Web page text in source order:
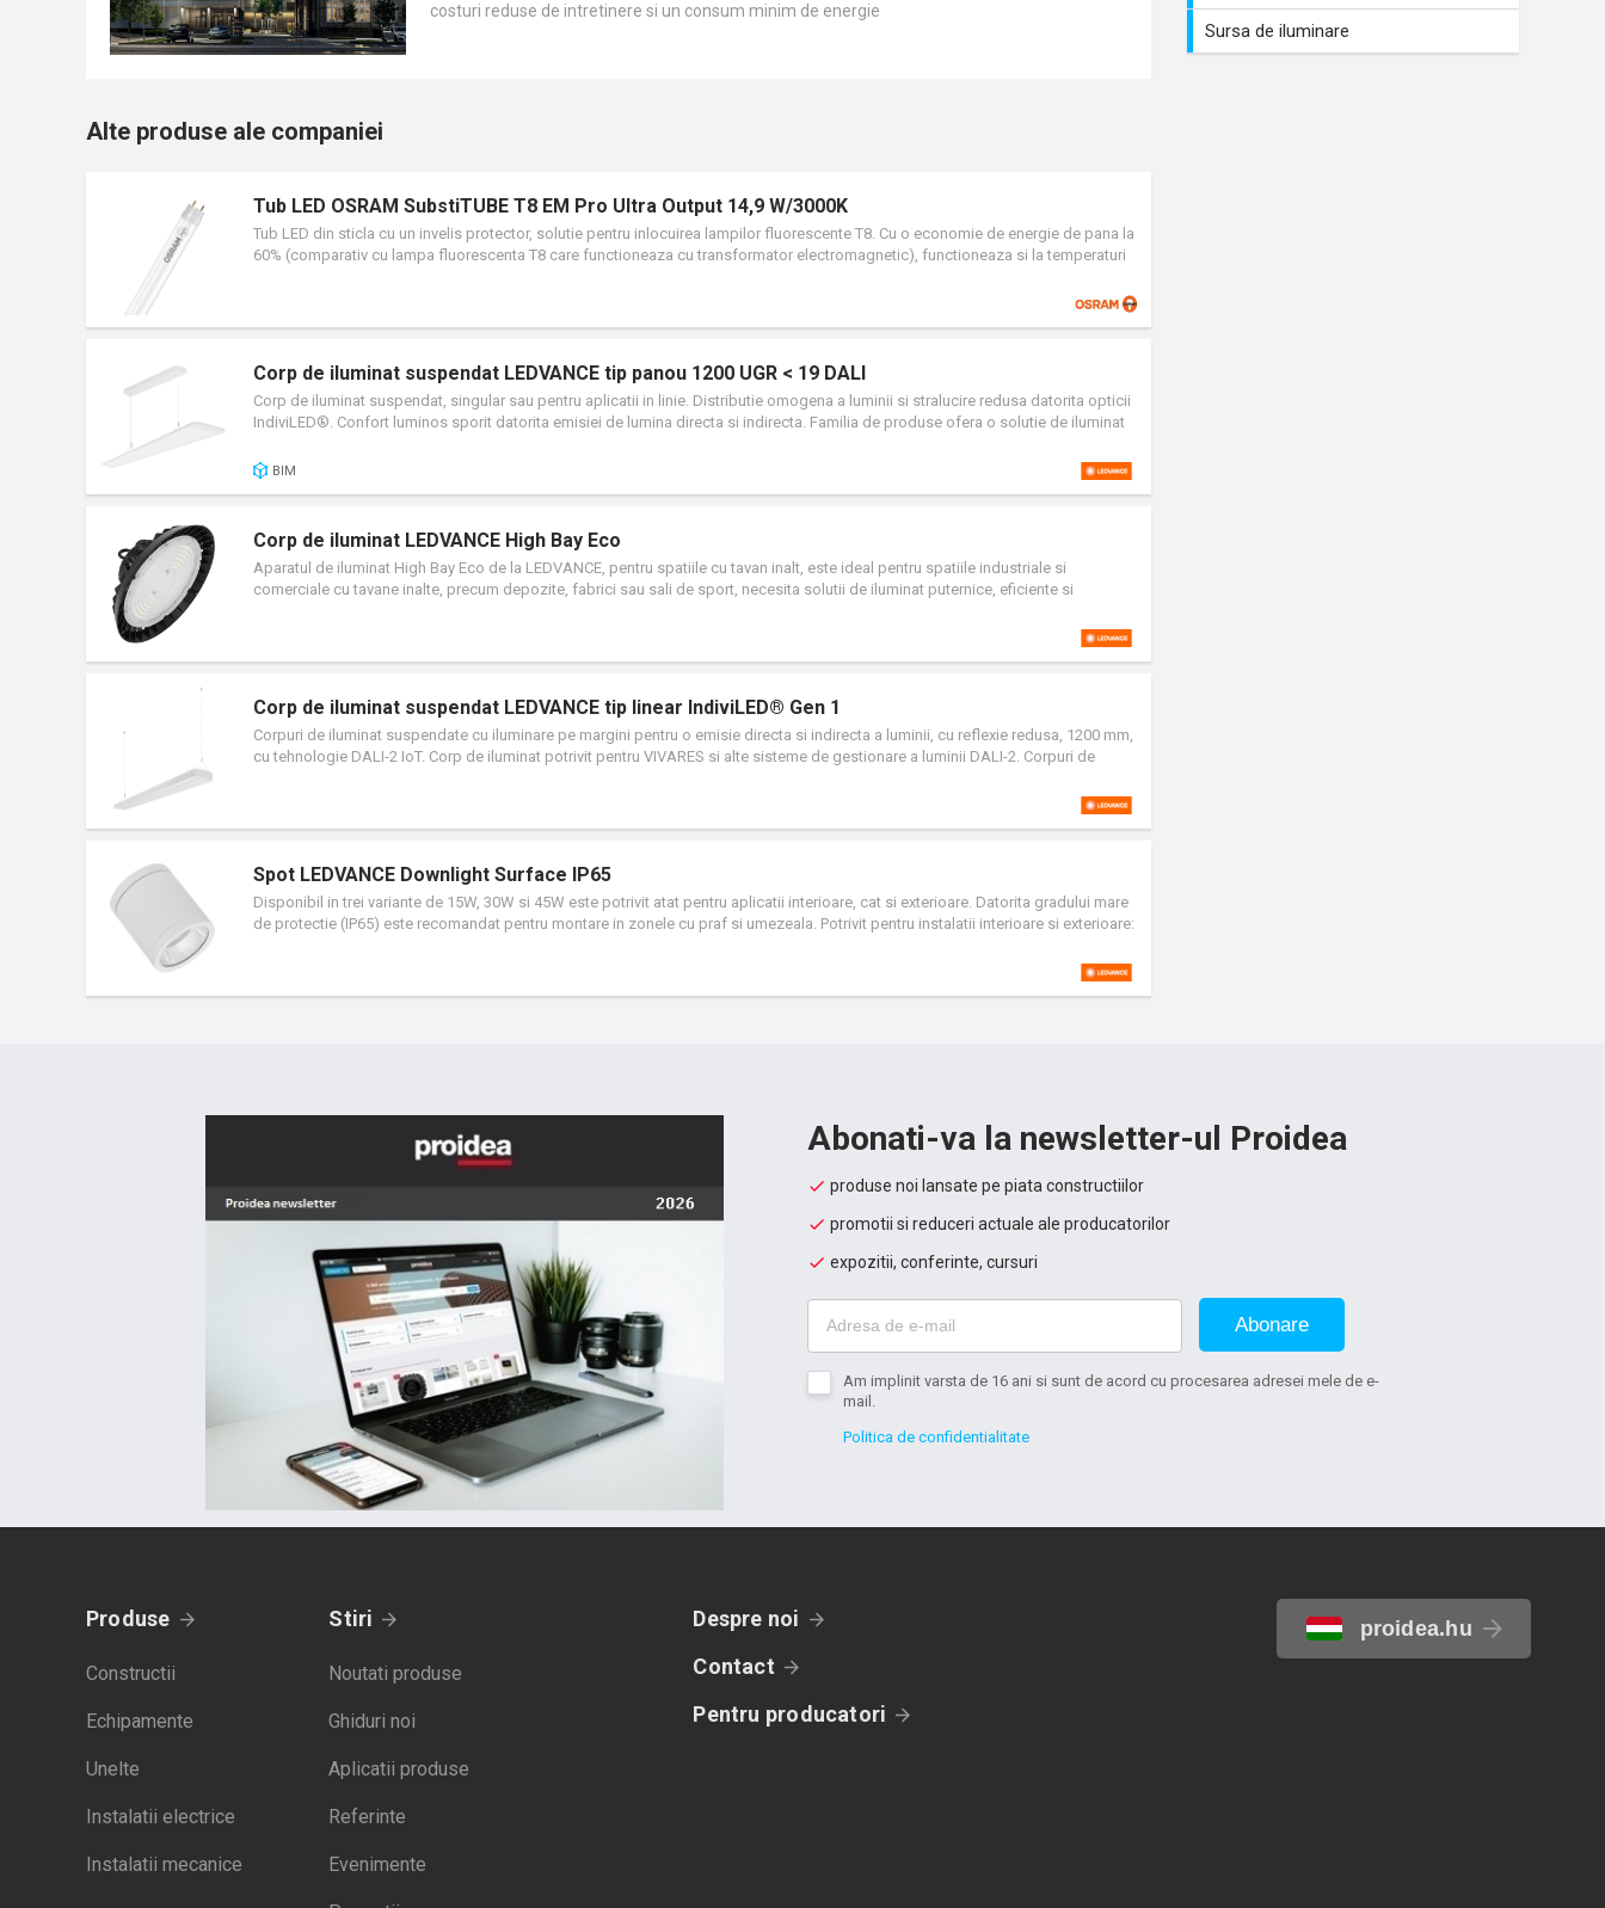
Sursa de iluminare
costuri reduse de intretinere si un consum minim de energie
Alte produse ale companiei
Tub LED OSRAM SubstiTUBE T8 EM Pro Ultra Output 14,9 W/3000K
Tub LED din sticla cu un invelis protector, solutie pentru inlocuirea lampilor fluorescente T8. Cu o economie de energie de pana la
60% (comparativ cu lampa fluorescenta T8 care functioneaza cu transformator electromagnetic), functioneaza si la temperaturi
Corp de iluminat suspendat LEDVANCE tip panou 1200 UGR < 19 DALI
Corp de iluminat suspendat, singular sau pentru aplicatii in linie. Distributie omogena a luminii si stralucire redusa datorita opticii
IndiviLED®. Confort luminos sporit datorita emisiei de lumina directa si indirecta. Familia de produse ofera o solutie de iluminat
BIM
Corp de iluminat LEDVANCE High Bay Eco
Aparatul de iluminat High Bay Eco de la LEDVANCE, pentru spatiile cu tavan inalt, este ideal pentru spatiile industriale si
comerciale cu tavane inalte, precum depozite, fabrici sau sali de sport, necesita solutii de iluminat puternice, eficiente si
Corp de iluminat suspendat LEDVANCE tip linear IndiviLED® Gen 1
Corpuri de iluminat suspendate cu iluminare pe margini pentru o emisie directa si indirecta a luminii, cu reflexie redusa, 1200 mm,
cu tehnologie DALI-2 IoT. Corp de iluminat potrivit pentru VIVARES si alte sisteme de gestionare a luminii DALI-2. Corpuri de
Spot LEDVANCE Downlight Surface IP65
Disponibil in trei variante de 15W, 30W si 45W este potrivit atat pentru aplicatii interioare, cat si exterioare. Datorita gradului mare
de protectie (IP65) este recomandat pentru montare in zonele cu praf si umezeala. Potrivit pentru instalatii interioare si exterioare:
Abonati-va la newsletter-ul Proidea
produse noi lansate pe piata constructiilor
promotii si reduceri actuale ale producatorilor
expozitii, conferinte, cursuri
Abonare
Am implinit varsta de 16 ani si sunt de acord cu procesarea adresei mele de e-
mail.
Politica de confidentialitate
Produse
Constructii
Echipamente
Unelte
Instalatii electrice
Instalatii mecanice
Stiri
Noutati produse
Ghiduri noi
Aplicatii produse
Referinte
Evenimente
Despre noi
Contact
Pentru producatori
proidea.hu